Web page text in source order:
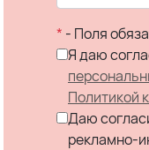
* - Поля
Я даю
Политикой
Даю
рекламно-